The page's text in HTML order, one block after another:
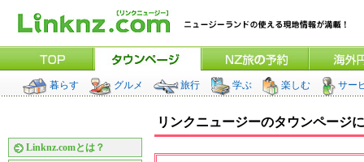
暮らす グルメ 旅行 学ぶ 楽しむ サー
Linknz.comとは？
リンクニュージーのタウンページ